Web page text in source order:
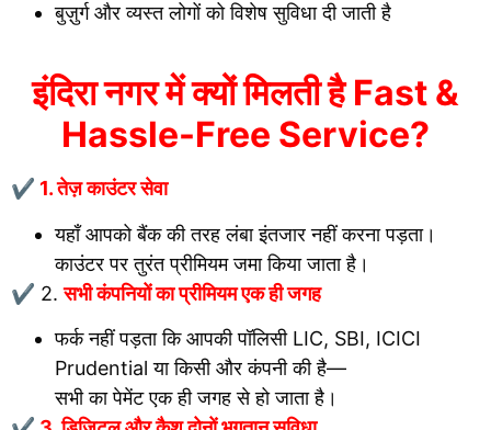
बुज़ुर्ग और व्यस्त लोगों को विशेष सुविधा दी जाती है
इंदिरा नगर में क्यों मिलती है Fast &
Hassle-Free Service?
✔ 1. तेज़ काउंटर सेवा
यहाँ आपको बैंक की तरह लंबा इंतजार नहीं करना पड़ता।
काउंटर पर तुरंत प्रीमियम जमा किया जाता है।
✔ 2.सभी कंपनियों का प्रीमियम एक ही जगह
फर्क नहीं पड़ता कि आपकी पॉलिसी LIC, SBI, ICICI
Prudential या किसी और कंपनी की है—
सभी का पेमेंट एक ही जगह से हो जाता है।